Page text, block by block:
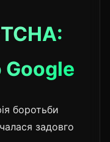
Google
боротьби
задовго